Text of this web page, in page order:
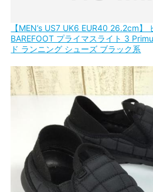
【MEN’s US7 UK6 EUR40 26.2cm】
BAREFOOT プライマスライト 3
ド ランニング シューズ ブラック系